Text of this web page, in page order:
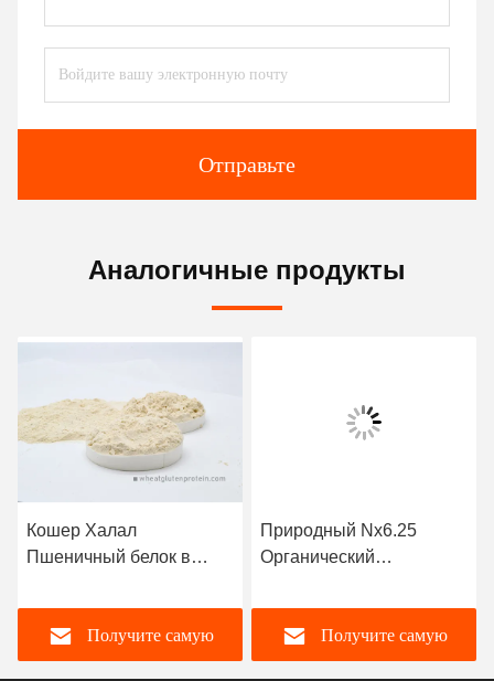
Отправьте
Аналогичные продукты
Кошер Халал
Пшеничный белок в
мясо рыбных продуктов
Получите самую
Природный Nx6.25
Органический
порошка для мясной
рыбной продукции
Получите самую